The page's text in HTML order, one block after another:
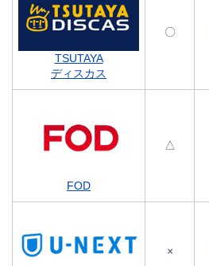
TSUTAYA
ディスカス
〇
FOD
△
×